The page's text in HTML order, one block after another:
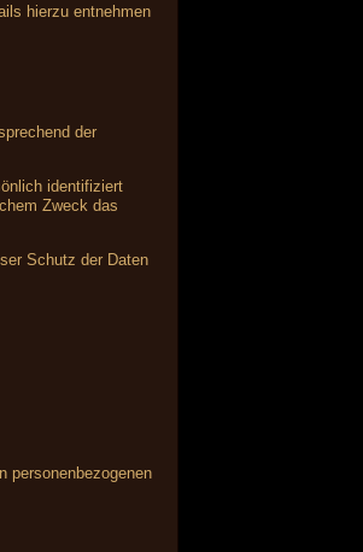
hierzu entnehmen
der
identifiziert
Zweck das
Schutz der Daten
personenbezogenen